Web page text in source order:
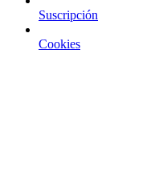
Suscripción
Cookies